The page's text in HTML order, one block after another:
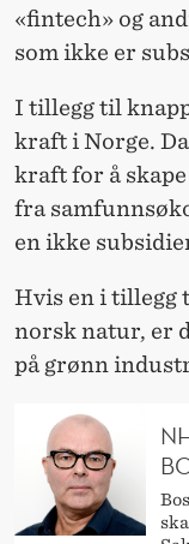
«fintech» og
som ikke er
I tillegg til
kraft i Norge.
kraft for å
fra
en ikke
Hvis en i tillegg
norsk natur, er
på grønn